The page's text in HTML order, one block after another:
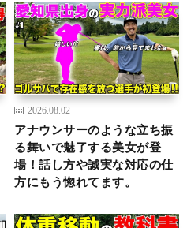
2026.08.02
アナウンサーのような立ち振
る舞いで魅了する美女が登
場！話し方や誠実な対応の仕
方にもう惚れてます。